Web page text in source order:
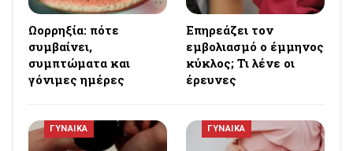
Ωορρηξία: πότε
συμβαίνει,
συμπτώματα και
γόνιμες ημέρες
Επηρεάζει τον
εμβολιασμό ο έμμηνος
κύκλος; Τι λένε οι
έρευνες
ΓΥΝΑΙΚΑ ΓΥΝΑΙΚΑ